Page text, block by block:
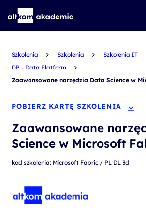
Szkolenia Szkolenia Szkolenia IT
DP - Data Platform
Zaawansowane narzędzia Data Science w
POBIERZ KARTĘ SZKOLENIA
Zaawansowane
Science w Microsoft
kod szkolenia: Microsoft Fabric / PL DL 3d